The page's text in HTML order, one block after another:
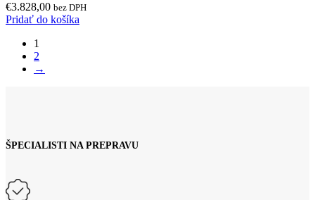
€3.828,00 bez DPH
Pridať do košíka
1
2
→
ŠPECIALISTI NA PREPRAVU